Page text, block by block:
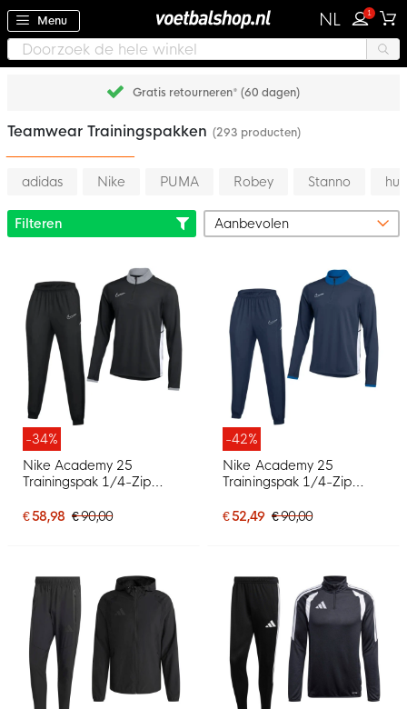
Menu NL 1
Gratis retourneren* (60 dagen)
Teamwear Trainingspakken (293 producten)
adidas Nike PUMA Robey Stanno
Filteren
-34%
Nike Academy 25
Trainingspak 1/4-Zip
€ 58,98 € 90,00
-42%
Nike Academy 25
Trainingspak 1/4-Zip
€ 52,49 € 90,00